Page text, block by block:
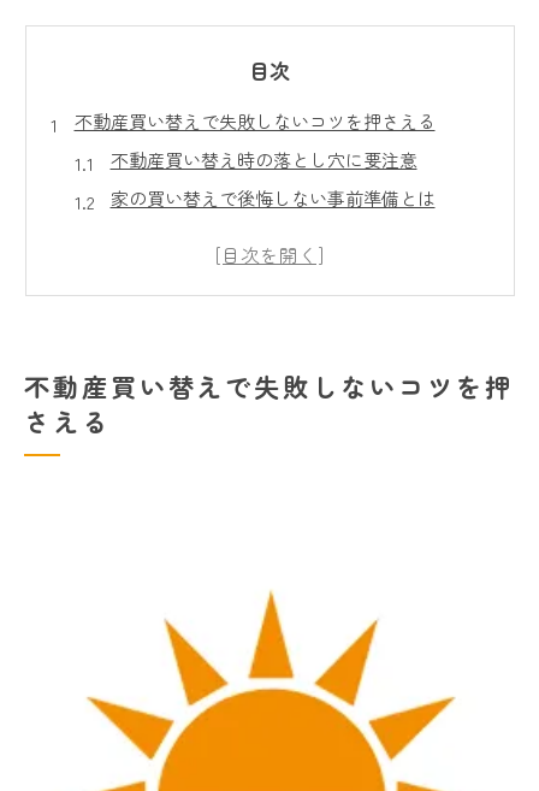
目次
不動産買い替えで失敗しないコツを押さえる
不動産買い替え時の落とし穴に要注意
家の買い替えで後悔しない事前準備とは
不動産買い替え特例を賢く使うためのポイント
家の買い替えで後悔しない資金計画の立て方
不動産買い替え時のローン残債対策を解説
買い替え費用の見積もりと注意すべき点
仮住まい費用も含めた資金計画のコツ
資金計画で失敗しがちなポイントを解説
不動産買い替えで失敗しないコツを押
さえる